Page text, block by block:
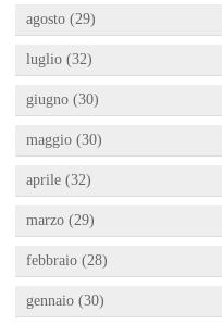
agosto (29)
luglio (32)
giugno (30)
maggio (30)
aprile (32)
marzo (29)
febbraio (28)
gennaio (30)